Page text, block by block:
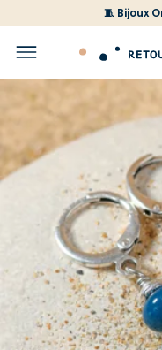
🧵 Bijoux